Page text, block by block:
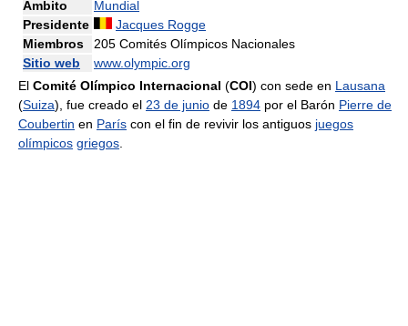
Ámbito
Mundial
Presidente
Jacques Rogge
Miembros
205 Comités Olímpicos Nacionales
Sitio web
www.olympic.org
El Comité Olímpico Internacional (COI) con sede en Lausana
(Suiza), fue creado el 23 de junio de 1894 por el Barón Pierre de
Coubertin en París con el fin de revivir los antiguos juegos
olímpicos griegos